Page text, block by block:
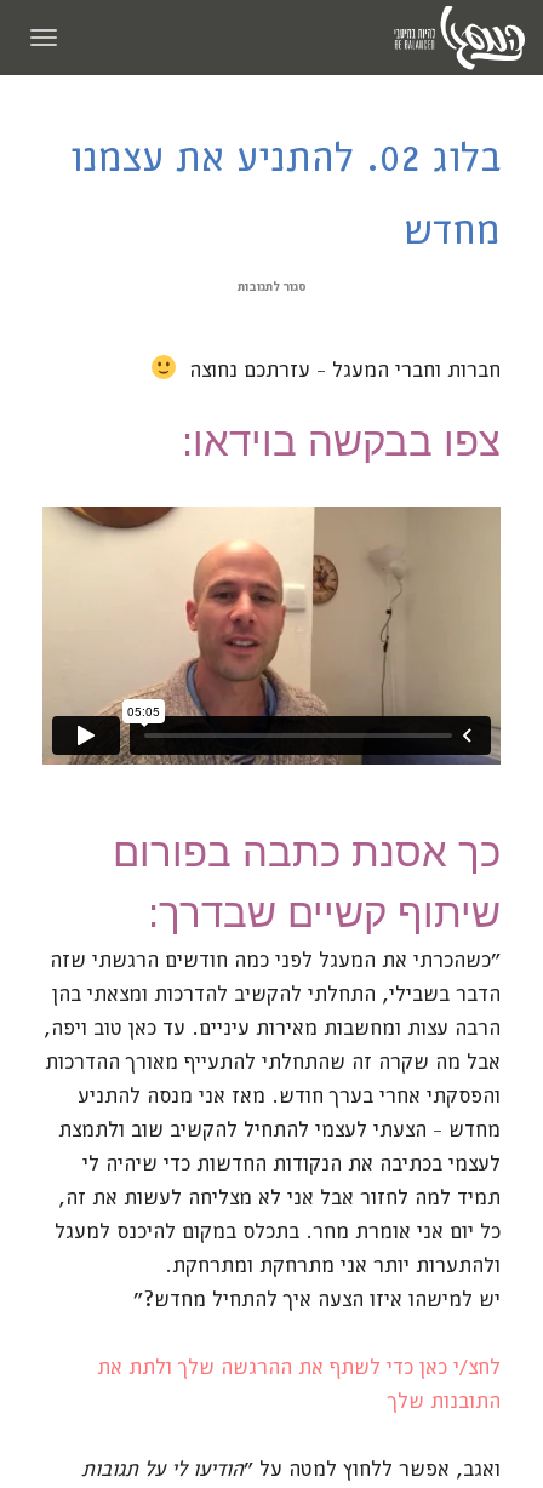
בלוג 02. להתניע את עצמנו
מחדש
סגור לתגובות
חברות וחברי המעגל – עזרתכם נחוצה
צפו בבקשה בוידאו:
כך אסנת כתבה בפורום
שיתוף קשיים שבדרך:
"כשהכרתי את המעגל לפני כמה חודשים הרגשתי שזה
הדבר בשבילי, התחלתי להקשיב להדרכות ומצאתי בהן
הרבה עצות ומחשבות מאירות עיניים. עד כאן טוב ויפה,
אבל מה שקרה זה שהתחלתי להתעייף מאורך ההדרכות
והפסקתי אחרי בערך חודש. מאז אני מנסה להתניע
מחדש – הצעתי לעצמי להתחיל להקשיב שוב ולתמצת
לעצמי בכתיבה את הנקודות החדשות כדי שיהיה לי
תמיד למה לחזור אבל אני לא מצליחה לעשות את זה,
כל יום אני אומרת מחר. בתכלס במקום להיכנס למעגל
ולהתערות יותר אני מתרחקת ומתרחקת.
יש למישהו איזו הצעה איך להתחיל מחדש?"
לחצ/י כאן כדי לשתף את ההרגשה שלך ולתת את
התובנות שלך
ואגב, אפשר ללחוץ למטה על "הודיעו לי על תגובות